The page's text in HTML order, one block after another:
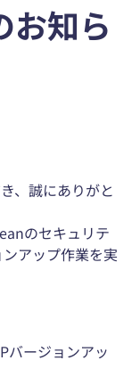
お知ら
、誠にありがと
のセキュリテ
アップ作業を実
バージョンアッ